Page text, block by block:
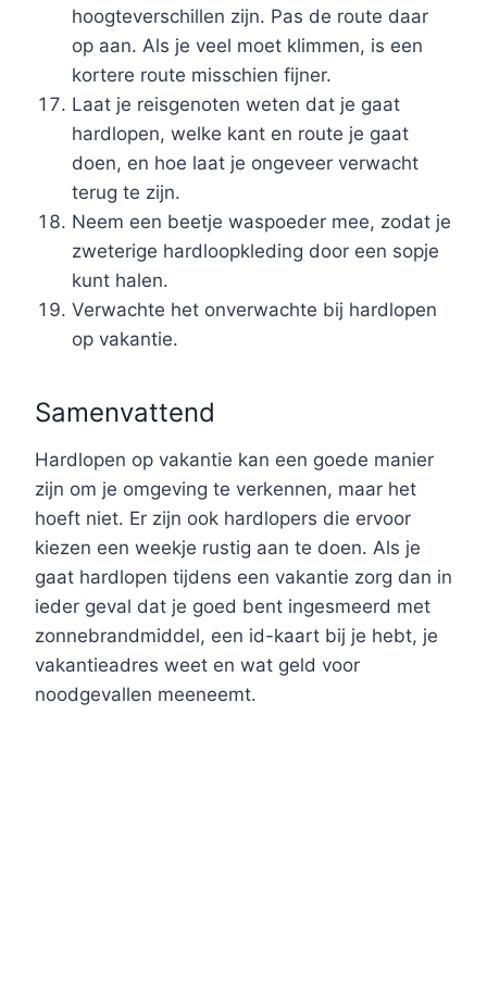
hoogteverschillen zijn. Pas de route daar
op aan. Als je veel moet klimmen, is een
kortere route misschien fijner.
Laat je reisgenoten weten dat je gaat
hardlopen, welke kant en route je gaat
doen, en hoe laat je ongeveer verwacht
terug te zijn.
Neem een beetje waspoeder mee, zodat je
zweterige hardloopkleding door een sopje
kunt halen.
Verwachte het onverwachte bij hardlopen
op vakantie.
Samenvattend
Hardlopen op vakantie kan een goede manier
zijn om je omgeving te verkennen, maar het
hoeft niet. Er zijn ook hardlopers die ervoor
kiezen een weekje rustig aan te doen. Als je
gaat hardlopen tijdens een vakantie zorg dan in
ieder geval dat je goed bent ingesmeerd met
zonnebrandmiddel, een id-kaart bij je hebt, je
vakantieadres weet en wat geld voor
noodgevallen meeneemt.